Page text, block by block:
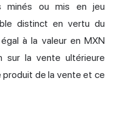
minés ou mis en jeu
distinct en vertu du
à la valeur en MXN
sur la vente ultérieure
de la vente et ce